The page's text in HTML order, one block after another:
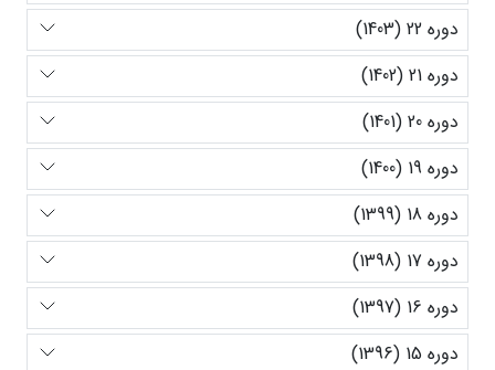
دوره 22 (1403)
دوره 21 (1402)
دوره 20 (1401)
دوره 19 (1400)
دوره 18 (1399)
دوره 17 (1398)
دوره 16 (1397)
دوره 15 (1396)